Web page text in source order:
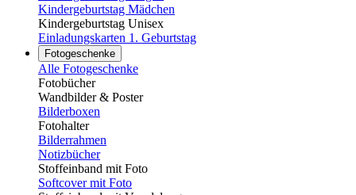
Kindergeburtstag Mädchen
Kindergeburtstag Unisex
Einladungskarten 1. Geburtstag
Fotogeschenke
Alle Fotogeschenke
Fotobücher
Wandbilder & Poster
Bilderboxen
Fotohalter
Bilderrahmen
Notizbücher
Stoffeinband mit Foto
Softcover mit Foto